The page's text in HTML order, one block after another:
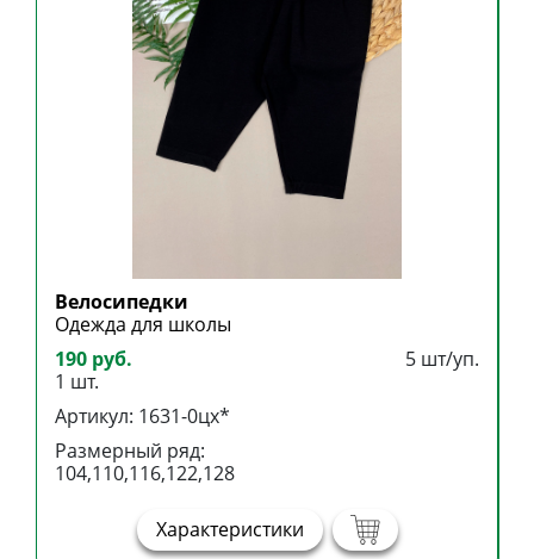
Велосипедки
Одежда для школы
190 руб.
1 шт.
5 шт/уп.
Артикул: 1631-0цх*
Размерный ряд:
104,110,116,122,128
Характеристики